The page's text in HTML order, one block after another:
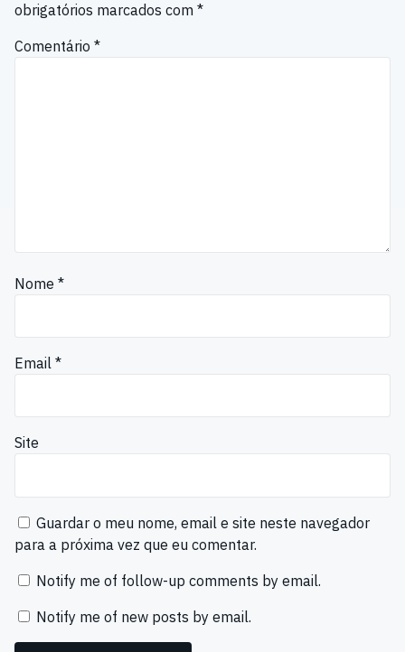
obrigatórios marcados com *
Comentário *
Nome *
Email *
Site
Guardar o meu nome, email e site neste navegador
para a próxima vez que eu comentar.
Notify me of follow-up comments by email.
Notify me of new posts by email.